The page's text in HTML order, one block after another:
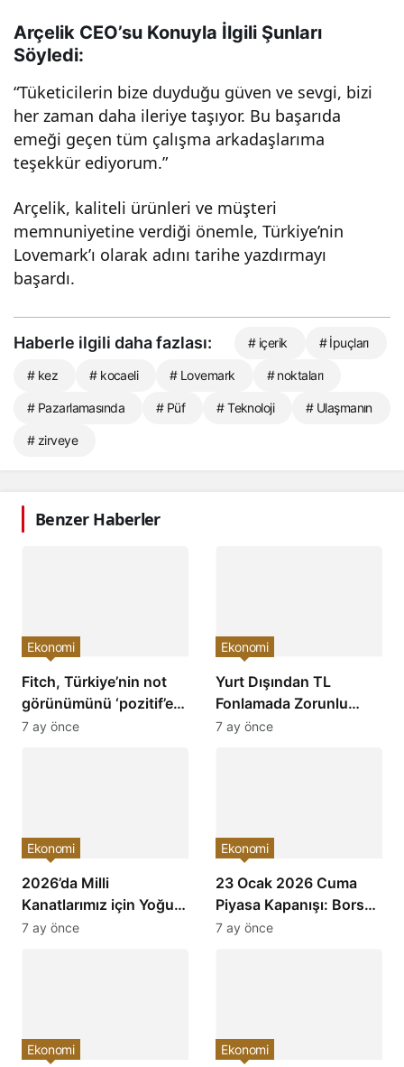
Arçelik CEO’su Konuyla İlgili Şunları
Söyledi:
“Tüketicilerin bize duyduğu güven ve sevgi, bizi
her zaman daha ileriye taşıyor. Bu başarıda
emeği geçen tüm çalışma arkadaşlarıma
teşekkür ediyorum.”
Arçelik, kaliteli ürünleri ve müşteri
memnuniyetine verdiği önemle, Türkiye’nin
Lovemark’ı olarak adını tarihe yazdırmayı
başardı.
Haberle ilgili daha fazlası: # içerik # İpuçları
# kez # kocaeli # Lovemark # noktaları
# Pazarlamasında # Püf # Teknoloji # Ulaşmanın
# zirveye
Benzer Haberler
Fitch, Türkiye’nin not
görünümünü ‘pozitif’e
çevirdi ve yatırımcıların
Ekonomi
7 ay önce
Yurt Dışından TL
Fonlamada Zorunlu
Karşılık Oranları
Ekonomi
7 ay önce
2026’da Milli
Kanatlarımız için Yoğun
Mesai: Türkiye’nin
Ekonomi
7 ay önce
23 Ocak 2026 Cuma
Piyasa Kapanışı: Borsa,
Dolar, Altın ve Kripto
Ekonomi
7 ay önce
Ekonomi Ekonomi